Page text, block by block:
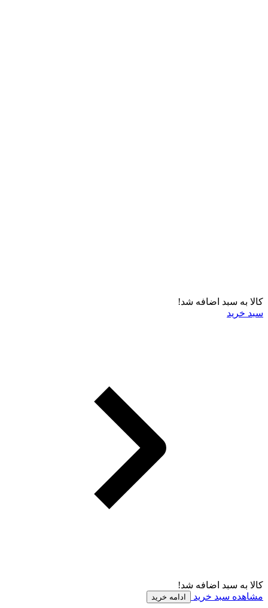
کالا به سبد اضافه شد!
سبد خرید
کالا به سبد اضافه شد!
مشاهده سبد خرید
ادامه خرید